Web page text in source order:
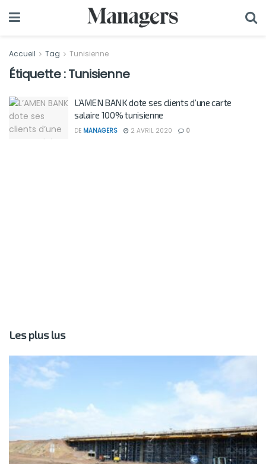
Accueil Tag Tunisienne
Étiquette :Tunisienne
L’AMEN BANK dote ses clients d’une carte
salaire 100% tunisienne
DE MANAGERS 2 AVRIL 2020 0
Les plus lus